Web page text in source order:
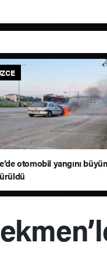
otomobil yangını